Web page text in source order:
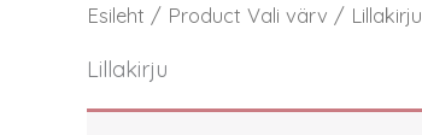
Esileht / Product Vali värv / Lillakirju
Lillakirju